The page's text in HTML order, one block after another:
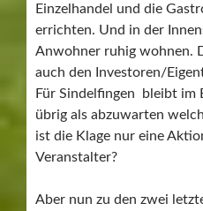
Einzelhandel und die
errichten. Und in der
Anwohner ruhig wohnen.
auch den Investoren/
Für Sindelfingen bleibt im
übrig als abzuwarten
ist die Klage nur eine
Veranstalter?
Aber nun zu den zwei